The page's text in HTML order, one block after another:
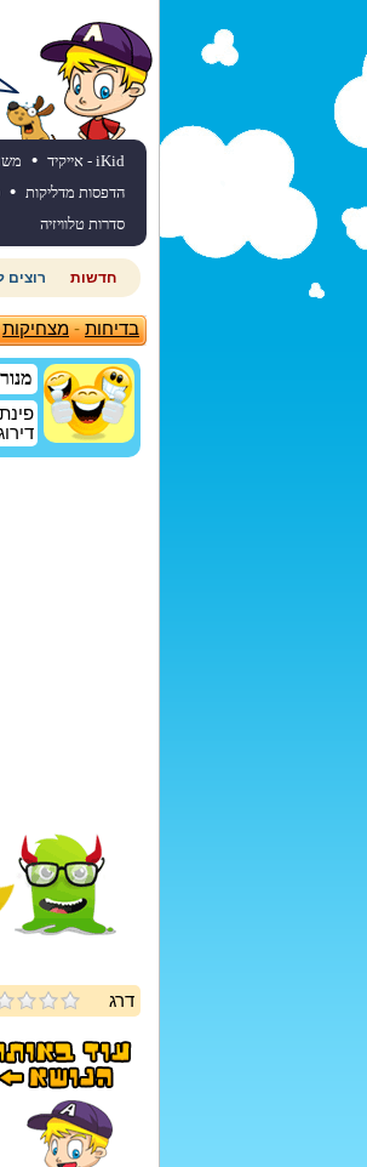
iKid - אייקיד •
הדפסות מדליקות •
סדרות טלוויזיה
חדשות רוצים
בדיחות-מצחיקות
דרג